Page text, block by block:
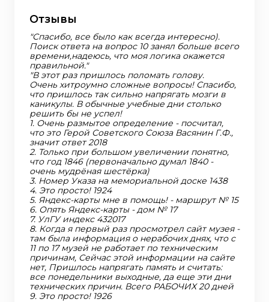
Отзывы
"Спасибо, все было как всегда интересно).
Поиск ответа на вопрос 10 занял больше всего
времени,надеюсь, что моя логика окажется
правильной."
"В этот раз пришлось поломать голову.
Очень хитроумно сложные вопросы! Спасибо,
что пришлось так сильно напрягать мозги в
каникулы. В обычные учебные дни столько
решить бы не успел!
1. Очень размытое определение - посчитал,
что это Герой Советского Союза Васянин Г.Ф.,
значит ответ 2018
2. Только при большом увеличении понятно,
что год 1846 (первоначально думал 1840 -
очень мудрёная шестёрка)
3. Номер Указа на мемориальной доске 1438
4. Это просто! 1924
5. Яндекс-карты мне в помощь! - маршрут № 15
6. Опять Яндекс-карты - дом № 17
7. УлГУ индекс 432017
8. Когда я первый раз просмотрел сайт музея -
там была информация о нерабочих днях, что с
11 по 17 музей не работает по техническим
причинам, Сейчас этой информации на сайте
нет, Пришлось напрягать память и считать:
все понедельники выходные, да еще эти дни
технических причин. Всего РАБОЧИХ 20 дней
9. Это просто! 1926